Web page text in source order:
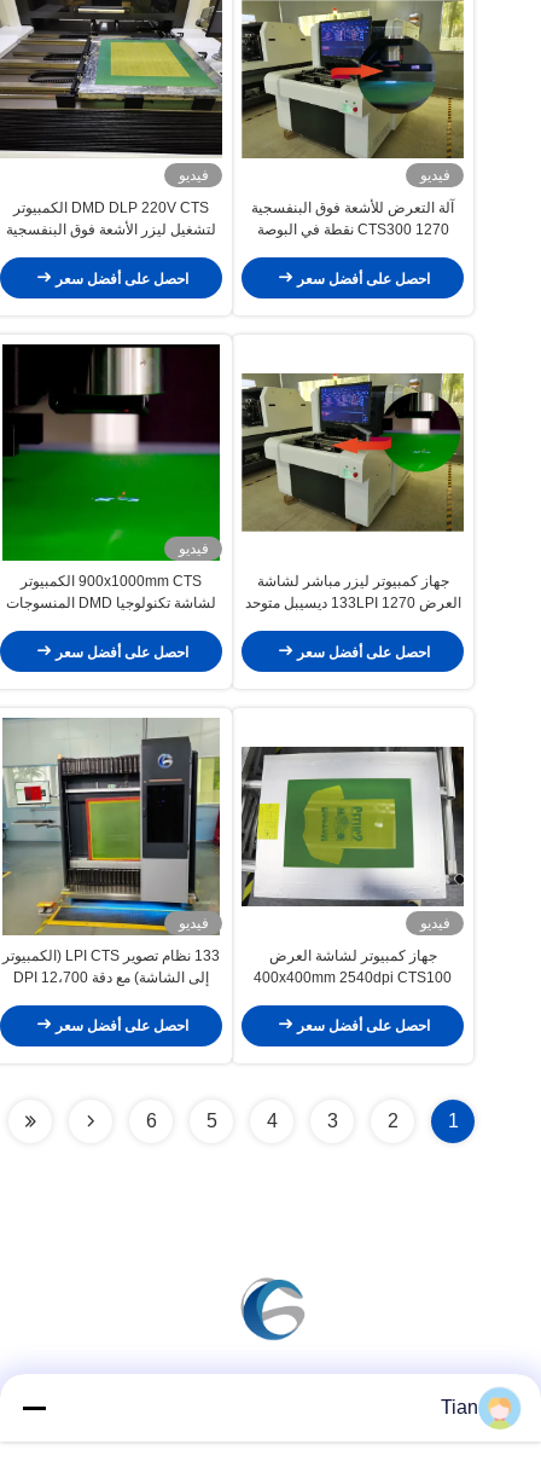
فيديو
آلة التعرض للأشعة فوق البنفسجية
CTS300 1270 نقطة في البوصة
احصل على أفضل سعر
فيديو
DMD DLP 220V CTS الكمبيوتر
لتشغيل ليزر الأشعة فوق البنفسجية
احصل على أفضل سعر
جهاز كمبيوتر ليزر مباشر لشاشة
العرض 133LPI 1270 ديسيبل متوحد
احصل على أفضل سعر
فيديو
900x1000mm CTS الكمبيوتر
لشاشة تكنولوجيا DMD المنسوجات
احصل على أفضل سعر
فيديو
جهاز كمبيوتر لشاشة العرض
400x400mm 2540dpi CTS100
احصل على أفضل سعر
فيديو
133 نظام تصوير LPI CTS (الكمبيوتر
إلى الشاشة) مع دقة 12،700 DPI
3200mm
احصل على أفضل سعر
1
2
3
4
5
6
Tian